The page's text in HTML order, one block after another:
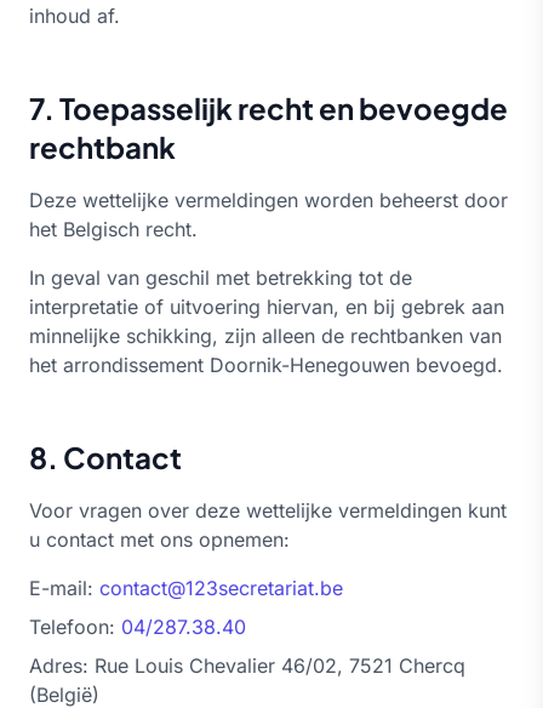
inhoud af.
7. Toepasselijk recht en bevoegde
rechtbank
Deze wettelijke vermeldingen worden beheerst door
het Belgisch recht.
In geval van geschil met betrekking tot de
interpretatie of uitvoering hiervan, en bij gebrek aan
minnelijke schikking, zijn alleen de rechtbanken van
het arrondissement Doornik-Henegouwen bevoegd.
8. Contact
Voor vragen over deze wettelijke vermeldingen kunt
u contact met ons opnemen:
E-mail: contact@123secretariat.be
Telefoon: 04/287.38.40
Adres: Rue Louis Chevalier 46/02, 7521 Chercq
(België)